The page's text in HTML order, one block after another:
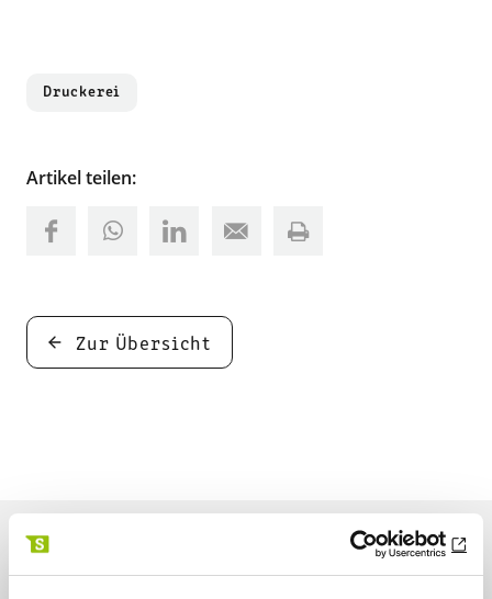
Druckerei
Artikel teilen:
Zur Übersicht
Das könnte Sie auch